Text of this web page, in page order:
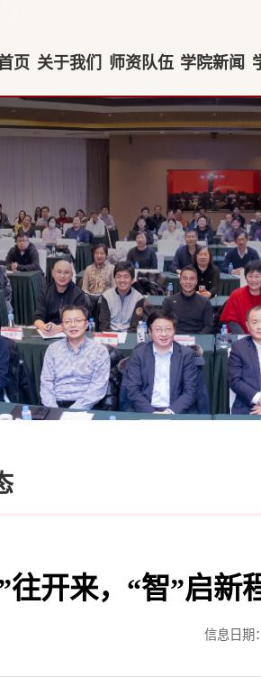
页 关于我们 师资队伍 学院新闻
往开来，“智”启
信息日期